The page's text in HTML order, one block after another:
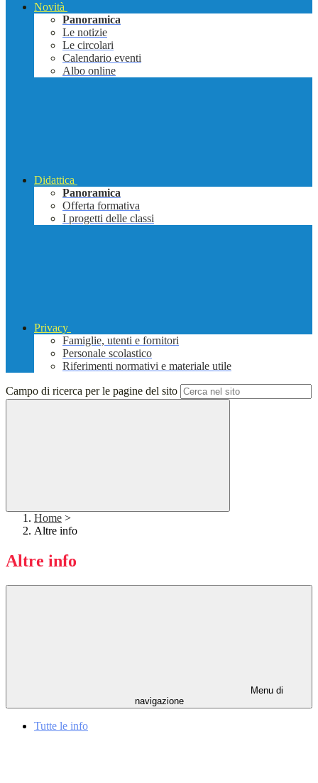
Novità
Panoramica
Le notizie
Le circolari
Calendario eventi
Albo online
Didattica
Panoramica
Offerta formativa
I progetti delle classi
Privacy
Famiglie, utenti e fornitori
Personale scolastico
Riferimenti normativi e materiale utile
Campo di ricerca per le pagine del sito
Home >
Altre info
Altre info
Menu di
navigazione
Tutte le info